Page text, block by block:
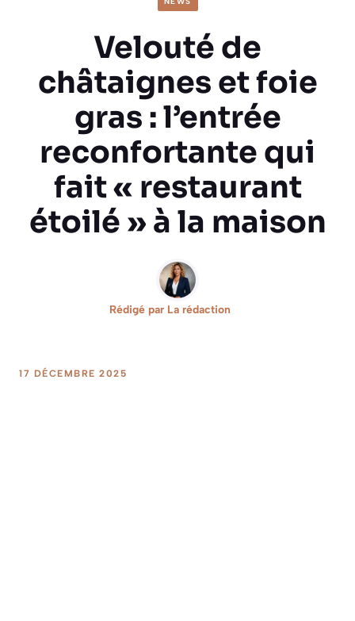
Velouté de
châtaignes et foie
gras : l’entrée
reconfortante qui
fait « restaurant
étoilé » à la maison
Rédigé par La rédaction
17 DÉCEMBRE 2025